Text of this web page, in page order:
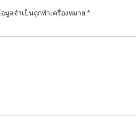
มูลจำเป็นถูกทำเครื่องหมาย *